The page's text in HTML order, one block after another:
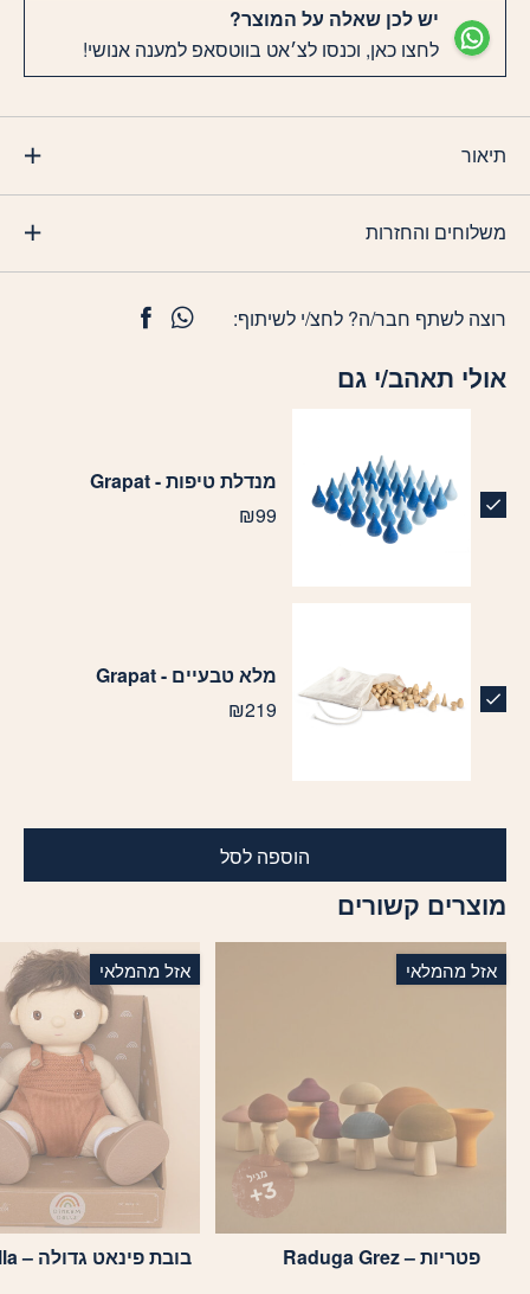
יש לכן שאלה על המוצר?
לחצו כאן, וכנסו לצ׳אט בווטסאפ למענה אנושי!
תיאור
משלוחים והחזרות
אולי תאהב/י גם
מנדלת טיפות - Grapat
₪99
מלא טבעיים - Grapat
₪219
הוספה לסל
רוצה לשתף חבר/ה? לחצ/י לשיתוף:
מוצרים קשורים
אזל מהמלאי
פטריות – Raduga Grez
אזל מהמלאי
בובת פינאט גדולה – Olliella